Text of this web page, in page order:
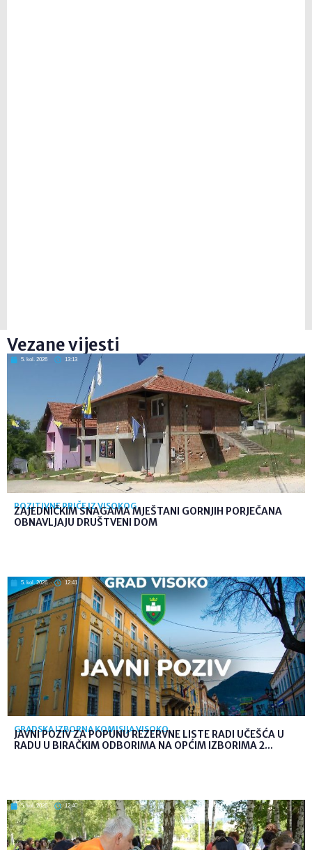
Vezane vijesti
5. kol. 2026 13:13
POZITIVNE PRIČE IZ VISOKOG
ZAJEDNIČKIM SNAGAMA MJEŠTANI GORNJIH PORJEČANA
OBNAVLJAJU DRUŠTVENI DOM
5. kol. 2026 12:41
GRADSKA IZBORNA KOMISIJA VISOKO
JAVNI POZIV ZA POPUNU REZERVNE LISTE RADI UČEŠĆA U
RADU U BIRAČKIM ODBORIMA NA OPĆIM IZBORIMA 2...
5. kol. 2026 12:40